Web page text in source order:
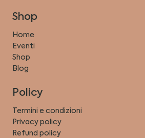
Shop
Home
Eventi
Shop
Blog
Policy
Termini e condizioni
Privacy policy
Refund policy